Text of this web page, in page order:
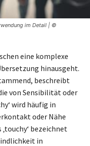
im Detail | ©
eine komplexe
hinausgeht.
beschreibt
von Sensibilität oder
wird häufig in
oder Nähe
bezeichnet
in